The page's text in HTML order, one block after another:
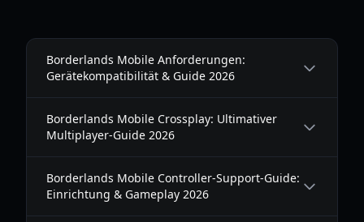
Borderlands Mobile Anforderungen:
Gerätekompatibilität & Guide 2026
Borderlands Mobile Crossplay: Ultimativer
Multiplayer-Guide 2026
Borderlands Mobile Controller-Support-Guide:
Einrichtung & Gameplay 2026